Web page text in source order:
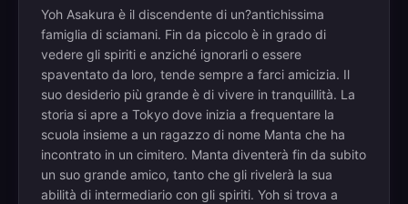
Yoh Asakura è il discendente di un?antichissima
famiglia di sciamani. Fin da piccolo è in grado di
vedere gli spiriti e anziché ignorarli o essere
spaventato da loro, tende sempre a farci amicizia. Il
suo desiderio più grande è di vivere in tranquillità. La
storia si apre a Tokyo dove inizia a frequentare la
scuola insieme a un ragazzo di nome Manta che ha
incontrato in un cimitero. Manta diventerà fin da subito
un suo grande amico, tanto che gli rivelerà la sua
abilità di intermediario con gli spiriti. Yoh si trova a